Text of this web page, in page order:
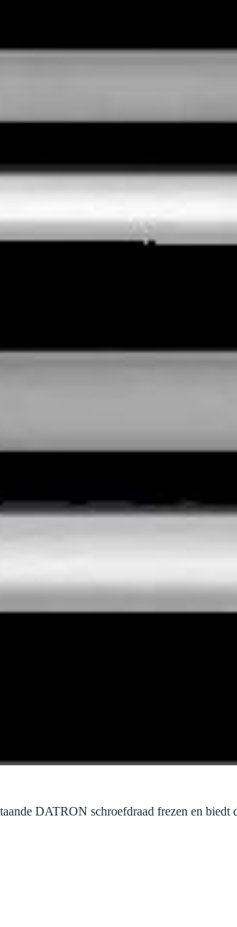
DATRON schroefdraad frezen en biedt